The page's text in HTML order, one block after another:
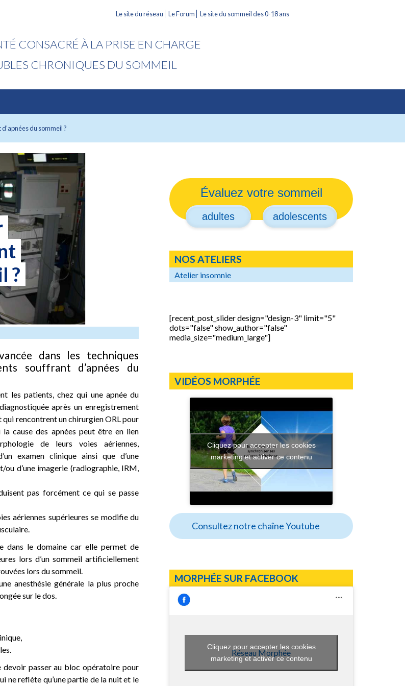
Le site du réseau Le Forum Le site du sommeil des 0-18 ans
CONSACRÉ À LA PRISE EN CHARGE
CHRONIQUES DU SOMMEIL
du sommeil ?
?
dans les techniques
souffrant d’apnées du
les patients, chez qui une apnée du
après un enregistrement
qui rencontrent un chirurgien ORL pour
cause des apnées peut être en lien
de leurs voies aériennes,
examen clinique ainsi que d’une
d’une imagerie (radiographie, IRM,
pas forcément ce qui se passe
aériennes supérieures se modifie du
dans le domaine car elle permet de
lors d’un sommeil artificiellement
lors du sommeil.
anesthésie générale la plus proche
sur le dos.
passer au bloc opératoire pour
ne reflète qu’une partie de la nuit et le
Évaluez votre sommeil
adultes adolescents
NOS ATELIERS
Atelier insomnie
[recent_post_slider design="design-3" limit="5"
dots="false" show_author="false"
media_size="medium_large"]
VIDÉOS MORPHÉE
Cliquez pour accepter les cookies
marketing et activer ce contenu
Consultez notre chaîne Youtube
MORPHÉE SUR FACEBOOK
Réseau Morphée
Cliquez pour accepter les cookies
marketing et activer ce contenu